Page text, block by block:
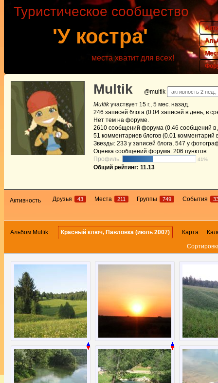
'У костра'
Туристическое сообщество
места хватит для всех!
Multik @multik активность 2
Multikучаствует 15 г., 5 мес. назад.
246 записей блога (0.04 записей в день, в
Нет тем на форуме.
2610 сообщений форума (0.46 сообщений в
51 комментариев блогов (0.01 комментарий
Звезды: 233 у записей блога, 547 у
Оценка сообщений форума: 206 пунктов
Профиль:
41%
Общий рейтинг: 11.13
Активность Друзья 43 Места 211 Группы 749 События
Альбом Multik Красный ключ, Павловка (июль 2007) Карта